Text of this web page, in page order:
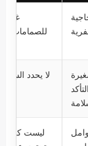
غير
للصمامات
لا يحدد
ليست كل